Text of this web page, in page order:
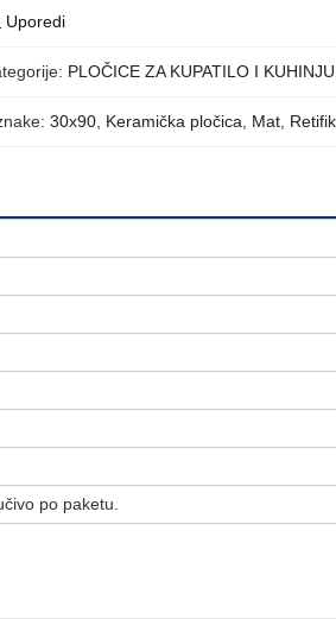
Uporedi
PLOČICE ZA KUPATILO I KUHINJU
30x90, Keramička pločica Mat,
po paketu.